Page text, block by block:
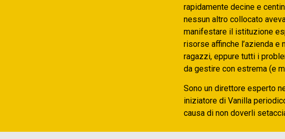
rapidamente decine e
nessun altro collocato
manifestare il istituzione
risorse affinche l’azienda e
ragazzi, eppure tutti i
da gestire con estrema (e
Sono un direttore esperto
iniziatore di Vanilla
causa di non doverli